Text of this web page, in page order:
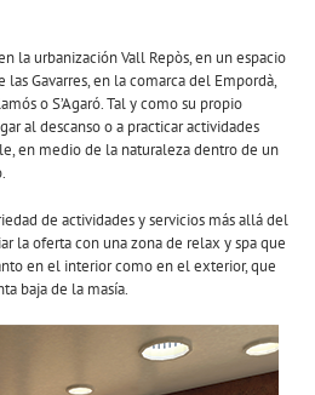
la urbanización Vall Repòs, en un espacio
Gavarres, en la comarca del Empordà,
o S’Agaró. Tal y como su propio
al descanso o a practicar actividades
en medio de la naturaleza dentro de un
de actividades y servicios más allá del
la oferta con una zona de relax y spa que
en el interior como en el exterior, que
baja de la masía.